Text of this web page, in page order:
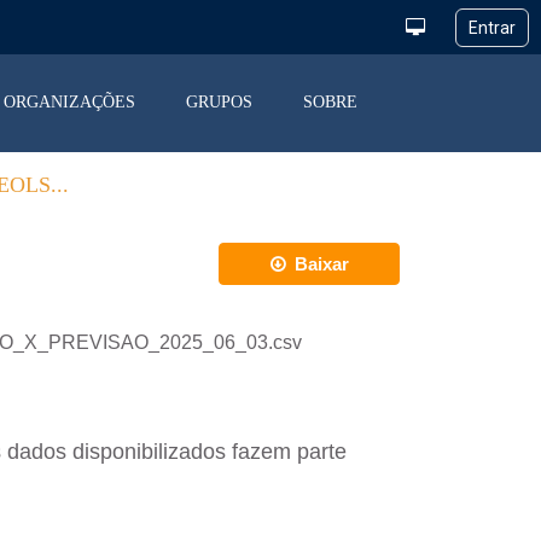
ORGANIZAÇÕES GRUPOS SOBRE
Baixar
disponibilizados fazem parte